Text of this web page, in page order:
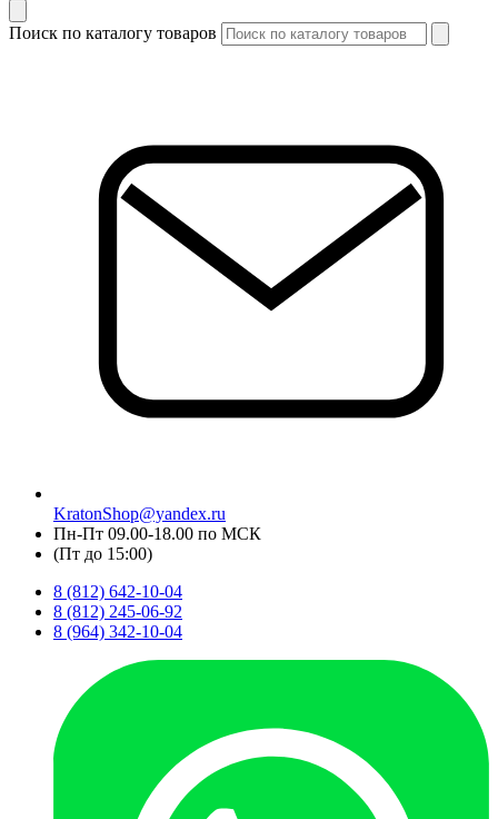
Поиск по каталогу товаров
KratonShop@yandex.ru
Пн-Пт 09.00-18.00 по МСК
(Пт до 15:00)
8 (812) 642-10-04
8 (812) 245-06-92
8 (964) 342-10-04